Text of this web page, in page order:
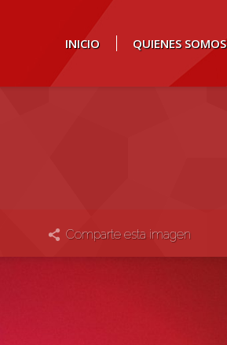
INICIO QUIENES SOMOS
Comparte esta imagen